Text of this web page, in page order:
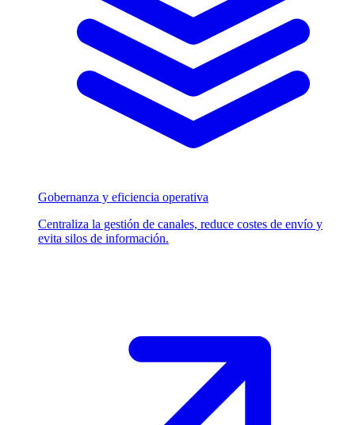
Gobernanza y eficiencia operativa
Centraliza la gestión de canales, reduce costes de envío y
evita silos de información.